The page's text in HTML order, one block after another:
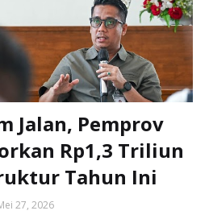
Jalan, Pemprov
Rp1,3 Triliun
Tahun Ini
27, 2026